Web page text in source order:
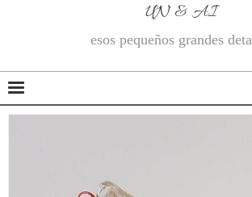
UN & AI
esos pequeños grandes